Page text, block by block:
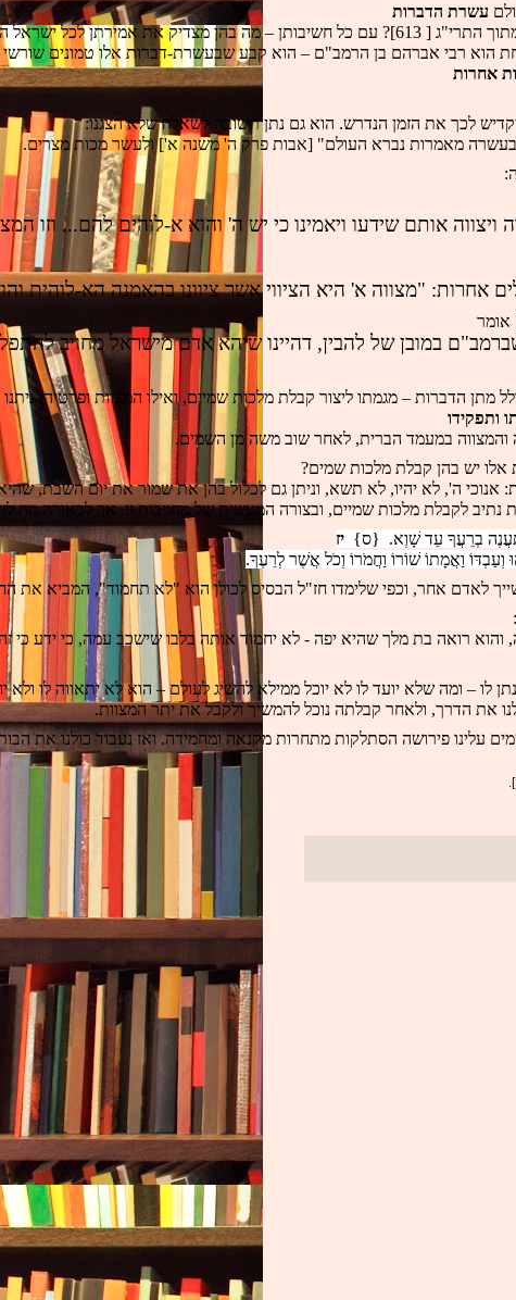
עשרת הדברות
וערכי, אך בקיומן אין עדיפות על פני מצוות אחרות.
הוא רבי אברהם בן הרמב"ם – הוא קבע שבעשרת-דברות אלו טמונים שורשי
אחרות
לכך את הזמן הנדרש. הוא גם נתן תשובה לשאלה שלא הצגנו:
מאמרות נברא העולם" [אבות פרק ה' משנה א'] ולעשר מכות מצרים.
אותם שידעו ויאמינו כי יש ה' והוא א-לוהים להם... וזו
אחרות: "מצווה א' היא הציווי אשר ציוונו בהאמנה הא-לוהית
אומר
במובן של להבין, דהיינו שיהא אדם מישראל מחויב
מתן הדברות – מגמתו ליצור קבלת מלכות שמיים, ואילו המצוות
ותפקידו
והמצווה במעמד הברית, לאחר שוב משה מן השמים.
יש בהן קבלת מלכות שמים?
אנוכי ה', לא יהיו, לא תשא, וניתן גם לכלול בהן את שמור את יום השבת,
נתיב לקבלת מלכות שמיים, ובצורה המעשית של מחויבות זו. אך
בְרֵעֲךָ עֵד שָׁוְא.  {ס} יז
וַאֲמָתוֹ שׁוֹרוֹ וַחֲמֹרוֹ וְכֹל אֲשֶׁר לְרֵעֶךָ.
לאדם אחר, וכפי שלימדו חז"ל הבסיס לכולן הוא "לא תחמוד", המביא את
רואה בת מלך שהיא יפה - לא יחמוד אותה בלבו שישכב עמה, כי ידע כי
– ומה שלא יועד לו לא יוכל ממילא להשיג לעולם – הוא לא יתאווה לו ולא
את הדרך, ולאחר קבלתה נוכל להמשיך ולקבל את יתר המצוות.
עלינו פירושה הסתלקות מתחרות מקנאה ומחמידה. ואז נעבוד כולנו את